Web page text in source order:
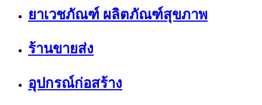
ยาเวชภัณฑ์ ผลิตภัณฑ์สุขภาพ
ร้านขายส่ง
อุปกรณ์ก่อสร้าง